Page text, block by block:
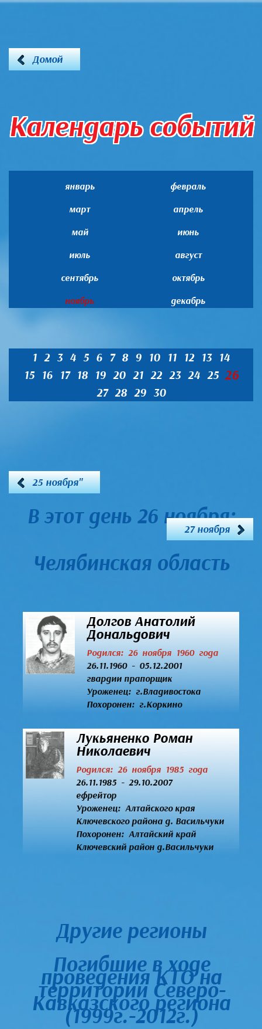
Домой
Календарь событий
январь февраль
март апрель
май июнь
июль август
сентябрь октябрь
ноябрь декабрь
1 2 3 4 5 6 7 8 9 10 11 12 13 14
15 16 17 18 19 20 21 22 23 24 25 26
27 28 29 30
25 ноября"
В этот день 26 ноября:
27 ноября
Челябинская область
Долгов Анатолий
Дональдович
Родился: 26 ноября 1960 года
26.11.1960 - 05.12.2001
гвардии прапорщик
Уроженец: г.Владивостока
Похоронен: г.Коркино
Лукьяненко Роман
Николаевич
Родился: 26 ноября 1985 года
26.11.1985 - 29.10.2007
ефрейтор
Уроженец:Алтайского края
Ключевского района д. Васильчуки
Похоронен: Алтайский край
Ключевский район д.Васильчуки
Другие регионы
Погибшие в ходе
проведения КТО на
территории Северо-
Кавказского региона
(1999г.-2012г.)